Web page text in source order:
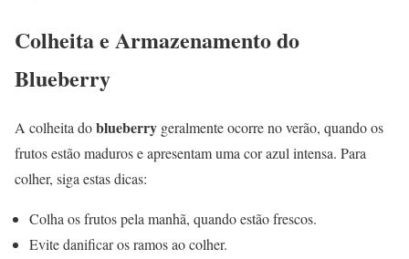
Colheita e Armazenamento do
Blueberry
A colheita doblueberry geralmente ocorre no verão, quando os
frutos estão maduros e apresentam uma cor azul intensa. Para
colher, siga estas dicas:
Colha os frutos pela manhã, quando estão frescos.
Evite danificar os ramos ao colher.